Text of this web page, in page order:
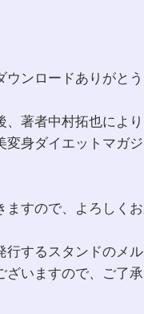
ンロードありがとう
著者中村拓也により
身ダイエットマガジ
すので、よろしくお
行するスタンドのメ
いますので、ご了承